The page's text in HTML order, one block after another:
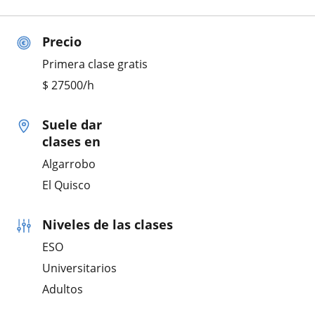
Precio
Primera clase gratis
$ 27500/h
Suele dar
clases en
Algarrobo
El Quisco
Niveles de las clases
ESO
Universitarios
Adultos